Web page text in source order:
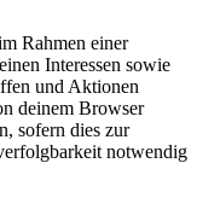
Rahmen einer
Interessen sowie
und Aktionen
deinem Browser
sofern dies zur
notwendig